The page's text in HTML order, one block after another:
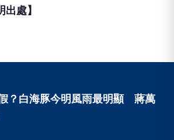
出處】
？白海豚今明風雨最明顯 蔣萬